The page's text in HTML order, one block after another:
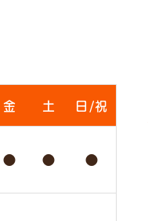
金 土 日/祝
● ● ●